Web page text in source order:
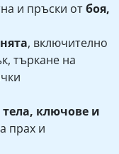
и пръски отбоя,
, включително
търкане на
ключове и
прах и